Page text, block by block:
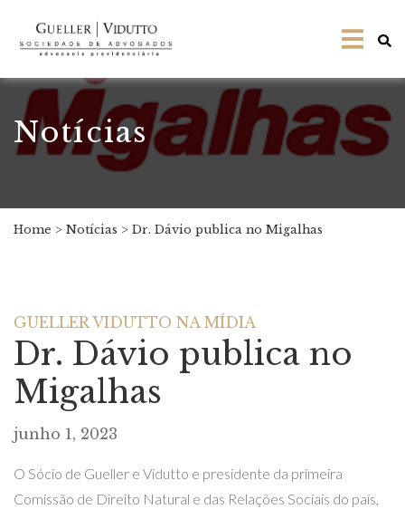
Notícias
Home > Notícias > Dr. Dávio publica no Migalhas
GUELLER VIDUTTO NA MÍDIA
Dr. Dávio publica no
Migalhas
junho 1, 2023
O Sócio de Gueller e Vidutto e presidente da primeira
Comissão de Direito Natural e das Relações Sociais do país,